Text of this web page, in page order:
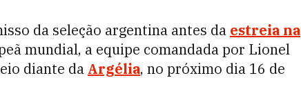
da seleção argentina antes da estreia na
mundial, a equipe comandada por Lionel
diante da Argélia, no próximo dia 16 de